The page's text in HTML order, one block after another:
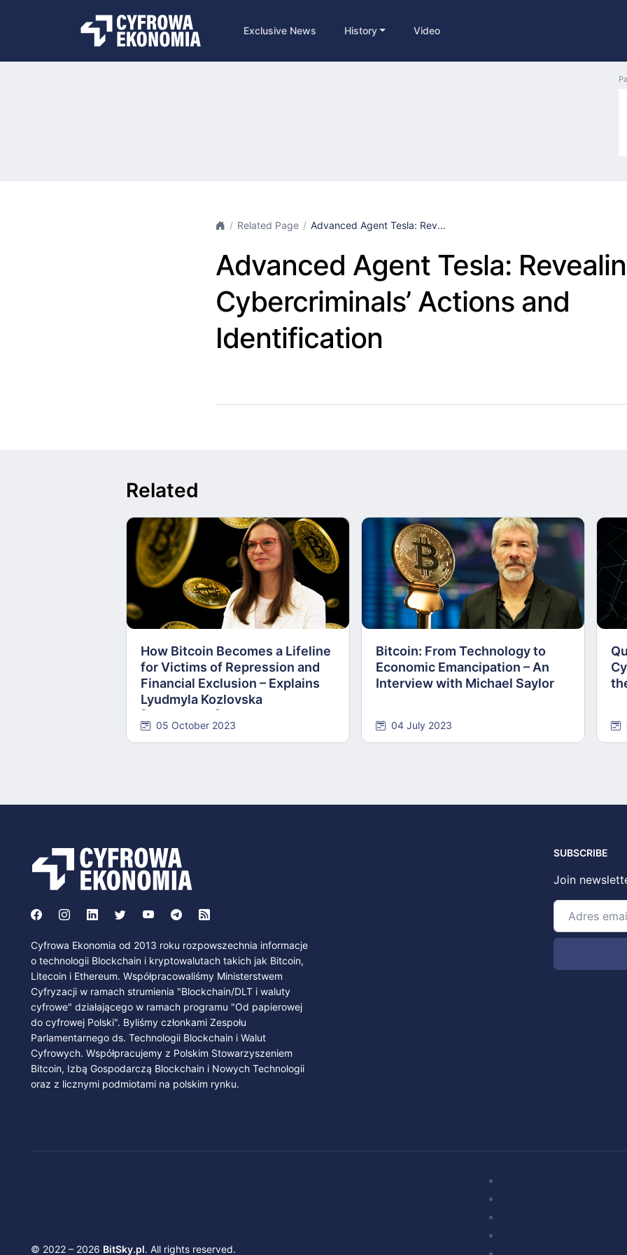
Exclusive News History Video
Related Page Advanced Agent Tesla: Rev...
Advanced Agent Tesla:
Cybercriminals’ Actions and
Identification
Related
How Bitcoin Becomes a Lifeline
for Victims of Repression and
Financial Exclusion – Explains
Lyudmyla Kozlovska
05 October 2023
Bitcoin: From Technology to
Economic Emancipation – An
Interview with Michael Saylor
04 July 2023
Cyfrowa Ekonomia od 2013 roku rozpowszechnia informacje
o technologii Blockchain i kryptowalutach takich jak Bitcoin,
Litecoin i Ethereum. Współpracowaliśmy Ministerstwem
Cyfryzacji w ramach strumienia "Blockchain/DLT i waluty
cyfrowe" działającego w ramach programu "Od papierowej
do cyfrowej Polski". Byliśmy członkami Zespołu
Parlamentarnego ds. Technologii Blockchain i Walut
Cyfrowych. Współpracujemy z Polskim Stowarzyszeniem
Bitcoin, Izbą Gospodarczą Blockchain i Nowych Technologii
oraz z licznymi podmiotami na polskim rynku.
SUBSCRIBE
Join
© 2022 – 2026 BitSky.pl. All rights reserved.